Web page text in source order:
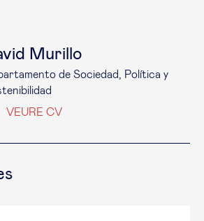
Murillo
de Sociedad, Política y
VEURE CV